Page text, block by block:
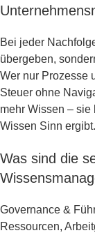
Bei jeder
übergeben,
Wer nur Prozesse
Steuer ohne
mehr Wissen –
Wissen Sinn ergibt.
Was sind die
Governance &
Ressourcen,